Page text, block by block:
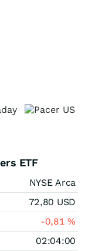
ETF
NYSE Arca
72,80 USD
-0,81%
02:04:00